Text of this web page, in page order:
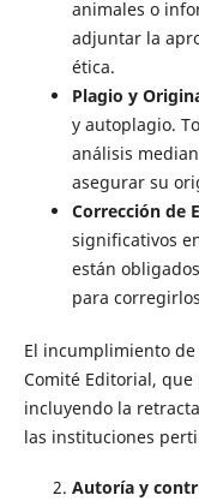
animales o
adjuntar la
ética.
Plagio y
y autoplagio.
análisis
asegurar su
Corrección de
significativos
están
para
El incumplimiento
Comité Editorial,
incluyendo la
las instituciones
Autoría y